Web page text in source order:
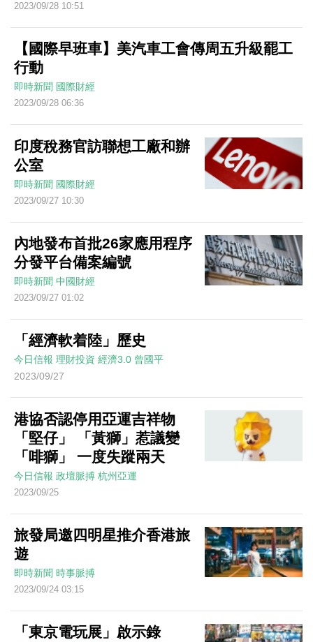
2023/09/28 10:51
【國際早班車】美汽車工會傳周五升級罷工
行動
即時新聞 國際財經
2023/09/28 06:36
印度稅務官訪聯想工廠和辦
公室
即時新聞 國際財經
2023/09/27 10:30
內地發布首批26家應用程序
分發平台備案編號
即時新聞 中國財經
2023/09/27 01:02
「經濟軟着陸」歷史
今日信報 理財投資 經濟3.0 曾國平
2023/09/27
港協否認停用亞運吉祥物
「堅仔」 「黃獅」惹議變
「啡獅」 一度失蹤兩天
今日信報 政壇脈搏 杭州亞運
2023/09/25
旅發局邀四明星推介香港旅
遊
即時新聞 時事脈搏
2023/09/24 03:15
「東京電玩展」啟示錄